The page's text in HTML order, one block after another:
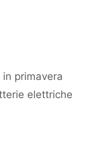
primavera
elettriche